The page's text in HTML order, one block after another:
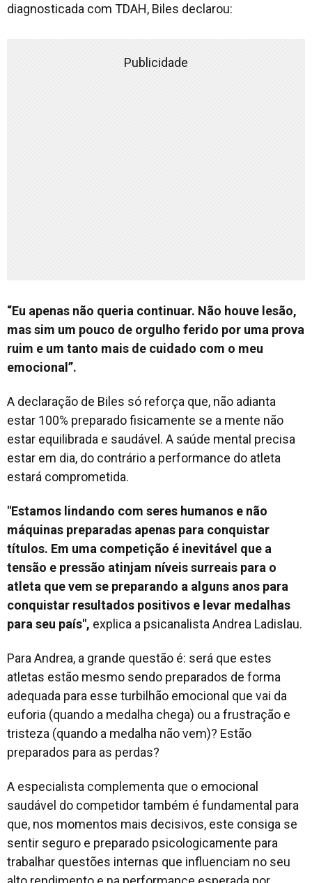
diagnosticada com TDAH, Biles declarou:
Publicidade
“Eu apenas não queria continuar. Não houve lesão,
mas sim um pouco de orgulho ferido por uma prova
ruim e um tanto mais de cuidado com o meu
emocional”.
A declaração de Biles só reforça que, não adianta
estar 100% preparado fisicamente se a mente não
estar equilibrada e saudável. A saúde mental precisa
estar em dia, do contrário a performance do atleta
estará comprometida.
"Estamos lindando com seres humanos e não
máquinas preparadas apenas para conquistar
títulos. Em uma competição é inevitável que a
tensão e pressão atinjam níveis surreais para o
atleta que vem se preparando a alguns anos para
conquistar resultados positivos e levar medalhas
para seu país", explica a psicanalista Andrea Ladislau.
Para Andrea, a grande questão é: será que estes
atletas estão mesmo sendo preparados de forma
adequada para esse turbilhão emocional que vai da
euforia (quando a medalha chega) ou a frustração e
tristeza (quando a medalha não vem)? Estão
preparados para as perdas?
A especialista complementa que o emocional
saudável do competidor também é fundamental para
que, nos momentos mais decisivos, este consiga se
sentir seguro e preparado psicologicamente para
trabalhar questões internas que influenciam no seu